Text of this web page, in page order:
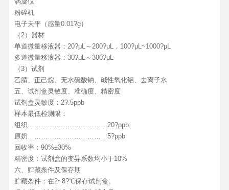
粉碎机
电子天平（感量0.01?g）
（2）器材
单道微量移液器：20?μL～200?μL，100?μL~1000?μL
多道微量移液器：30?μL～300?μL
（3）试剂
乙腈、正己烷、无水硫酸钠、碱性氧化铝、去离子水
五、试剂盒灵敏度、准确度、精密度
试剂盒灵敏度：2?.5ppb
样本最低检测限：
组织………………………………20?ppb
原奶………………………………5?ppb
回收率：90%±30%
精密度：试剂盒的变异系数均小于10%
六、贮藏条件及保存期
贮藏条件：在2~8?℃保存试剂盒。